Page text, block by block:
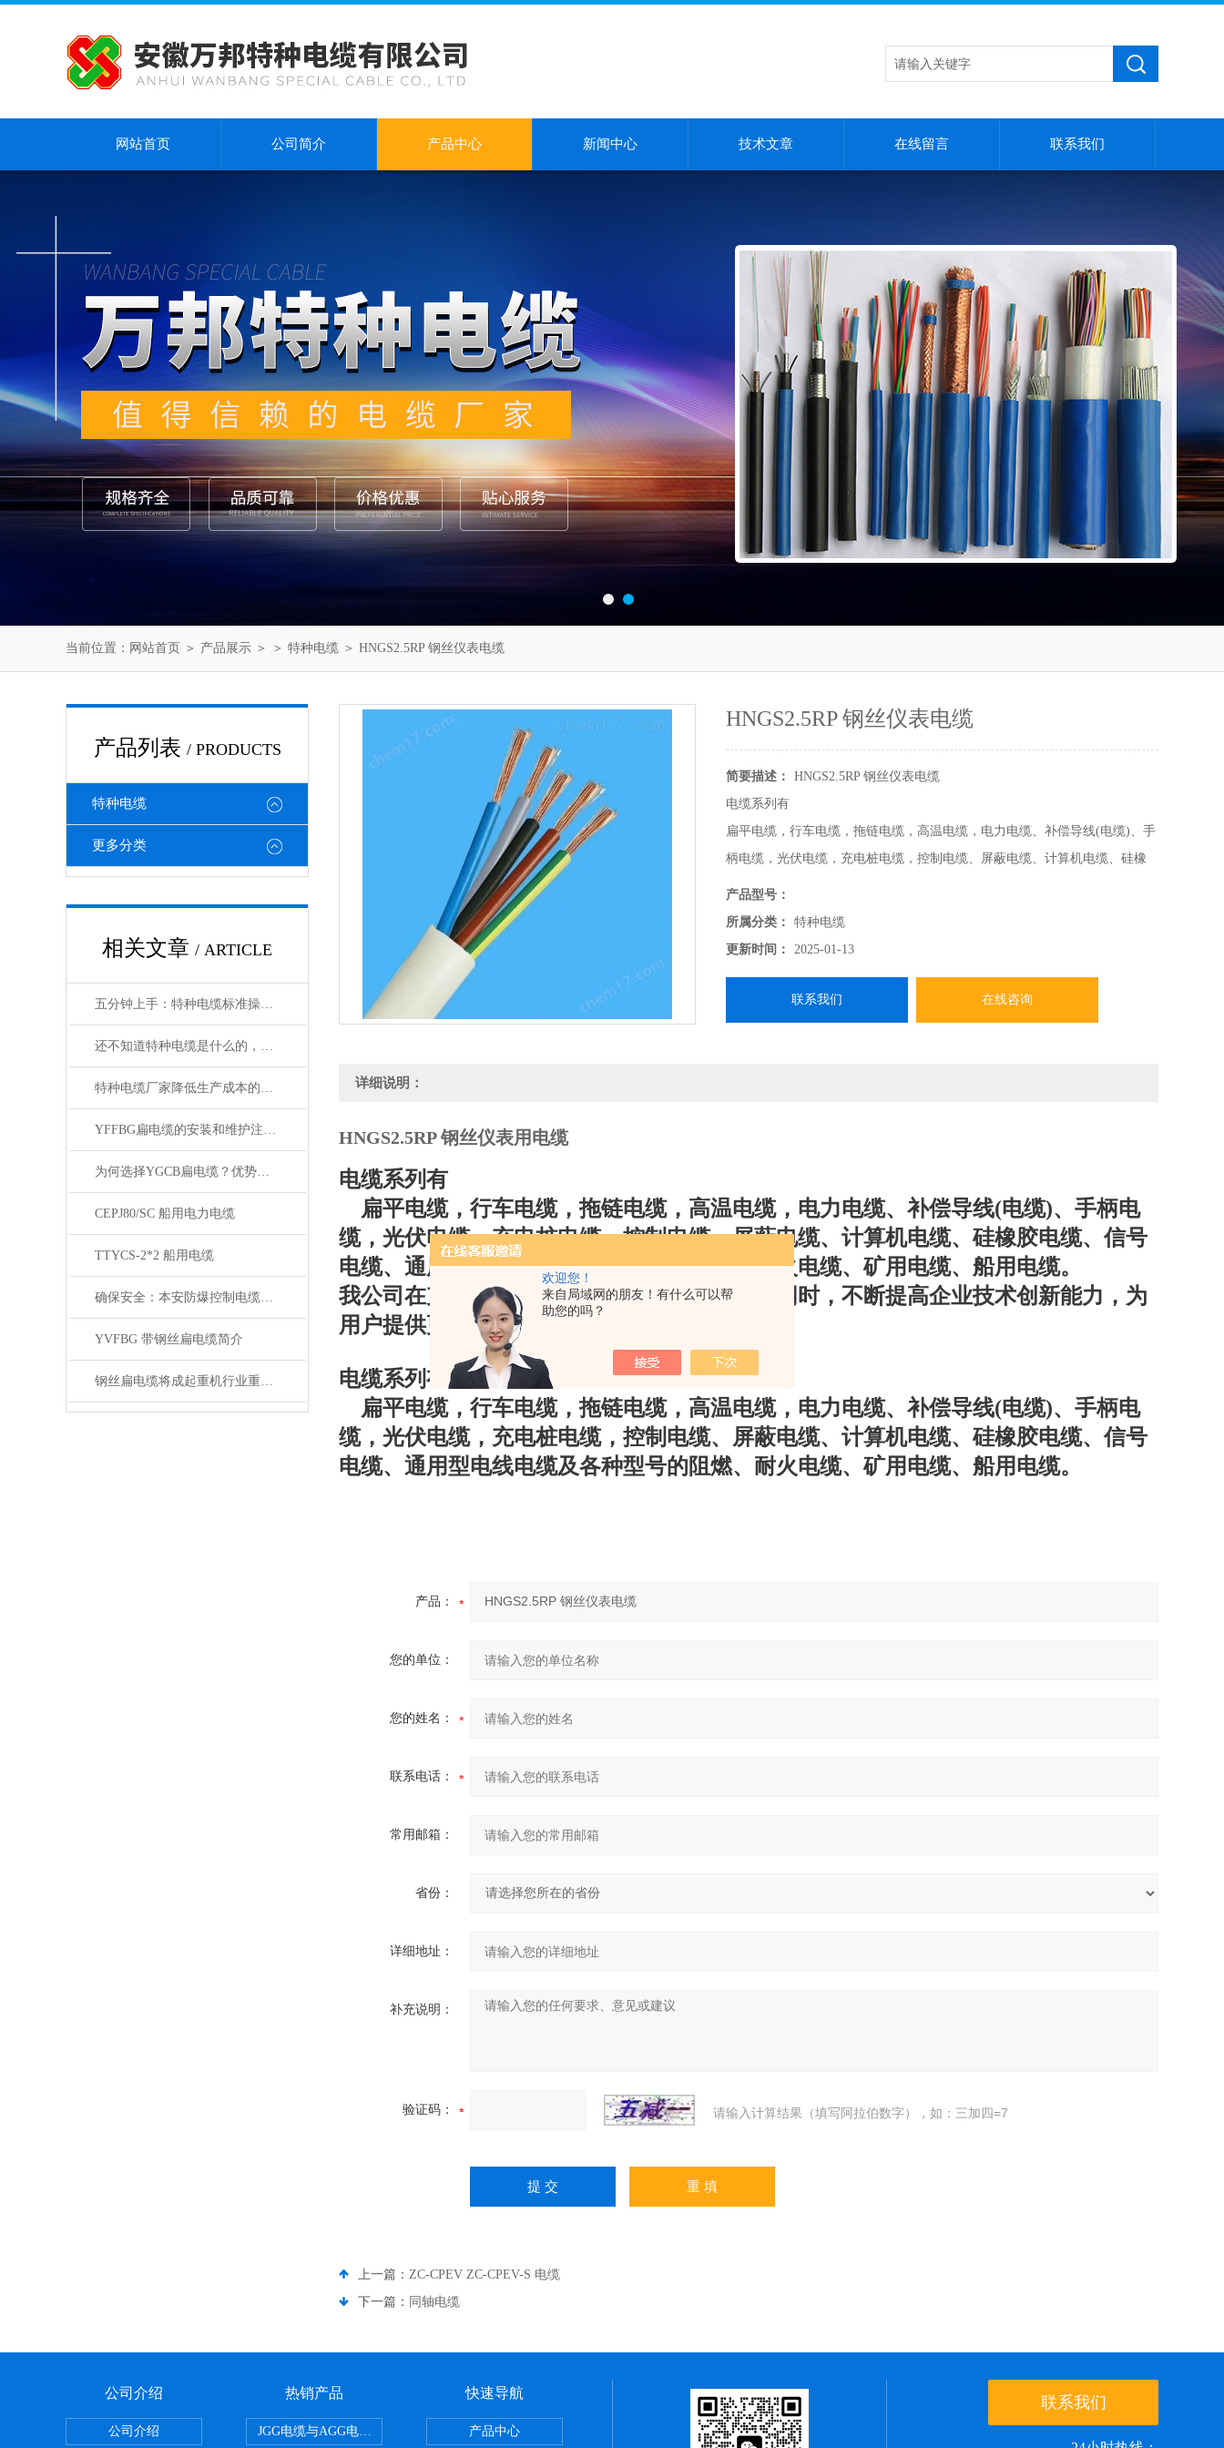
欢迎您！
来自局域网的朋友！有什么可以帮
助您的吗？
网站首页 公司简介 产品中心 新闻中心 技术文章 在线留言 联系我们
当前位置： 网站首页 ＞ 产品展示 ＞ ＞ 特种电缆 ＞ HNGS2.5RP 钢丝仪表电缆
产品列表 / PRODUCTS
特种电缆
更多分类
相关文章 / ARTICLE
五分钟上手：特种电缆标准操作流程详解
还不知道特种电缆是什么的，请看这里！
特种电缆厂家降低生产成本的合理手段
YFFBG扁电缆的安装和维护注意事项是什么
为何选择YGCB扁电缆？优势与技术详解
CEPJ80/SC 船用电力电缆
TTYCS-2*2 船用电缆
确保安全：本安防爆控制电缆在工业中的重要性
YVFBG 带钢丝扁电缆简介
钢丝扁电缆将成起重机行业重要的一部分
HNGS2.5RP 钢丝仪表电缆
简要描述：
HNGS2.5RP 钢丝仪表电缆
电缆系列有
扁平电缆，行车电缆，拖链电缆，高温电缆，电力电缆、补偿导线(电缆)、手
柄电缆，光伏电缆，充电桩电缆，控制电缆、屏蔽电缆、计算机电缆、硅橡
胶电缆、信号电缆、通用型电线电缆及各种型号的阻燃、耐火电缆、矿用电
缆、船用电缆。
产品型号：
所属分类：
特种电缆
更新时间：
2025-01-13
联系我们 在线咨询
详细说明：
HNGS2.5RP 钢丝仪表用电缆
电缆系列有
扁平电缆，行车电缆，拖链电缆，高温电缆，电力电缆、补偿导线(电缆)、手柄电
缆，光伏电缆，充电桩电缆，控制电缆、屏蔽电缆、计算机电缆、硅橡胶电缆、信号
电缆、通用型电线电缆及各种型号的阻燃、耐火电缆、矿用电缆、船用电缆。
我公司在充分发挥自身优势，扩大生产规模的同时，不断提高企业技术创新能力，为
用户提供更多更好的产品。
电缆系列有
扁平电缆，行车电缆，拖链电缆，高温电缆，电力电缆、补偿导线(电缆)、手柄电
缆，光伏电缆，充电桩电缆，控制电缆、屏蔽电缆、计算机电缆、硅橡胶电缆、信号
电缆、通用型电线电缆及各种型号的阻燃、耐火电缆、矿用电缆、船用电缆。
产品：
您的单位：
您的姓名：
联系电话：
常用邮箱：
省份：
详细地址：
补充说明：
验证码： 请输入计算结果（填写阿拉伯数字），如：三加四=7
上一篇： ZC-CPEV ZC-CPEV-S 电缆
下一篇： 同轴电缆
公司介绍
公司介绍
热销产品
JGG电缆与AGG电缆有什么区别
快速导航
产品中心
联系我们